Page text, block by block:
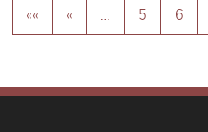
«« « 5 6